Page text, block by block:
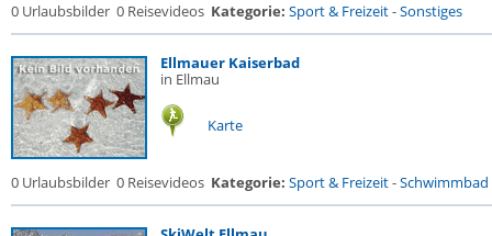
0 Urlaubsbilder 0 Reisevideos Kategorie: Sport & Freizeit-Sonstiges
Ellmauer Kaiserbad
in Ellmau
Karte
0 Urlaubsbilder 0 Reisevideos Kategorie: Sport & Freizeit-Schwimmbad